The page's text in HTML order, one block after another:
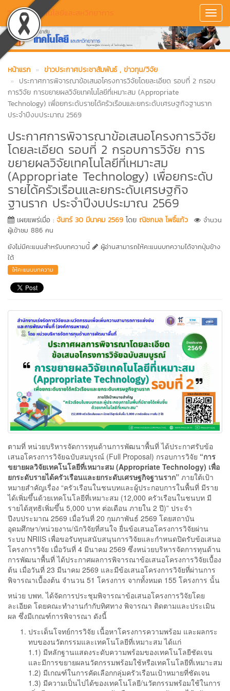
วิทยาลัยเทคโนโลยีและสหวิทยาการ
หน้าแรก ข่าวประกาศประชาสัมพันธ์ , ข่าวทุน/วิจัย
ประกาศการพิจารณาข้อเสนอโครงการวิจัยโดยละเอียด รอบที่ 2 กรอบ
การวิจัย การขยายผลวิจัยเทคโนโลยีที่เหมาะสม (Appropriate
Technology) เพื่อยกระดับรายได้ครัวเรือนและยกระดับเศรษฐกิจฐานราก
ประจำปีงบประมาณ 2569
ประกาศการพิจารณาข้อเสนอโครงการวิจัย
โดยละเอียด รอบที่ 2 กรอบการวิจัย การ
ขยายผลวิจัยเทคโนโลยีที่เหมาะสม
(Appropriate Technology) เพื่อยกระดับ
รายได้ครัวเรือนและยกระดับเศรษฐกิจ
ฐานราก ประจำปีงบประมาณ 2569
เผยแพร่เมื่อ : จันทร์ 30 มีนาคม 2569 โดย ณิชกมล โพธิ์แก้ว
จำนวน
ผู้เข้าชม 886 คน
ยังไม่มีคะแนนสำหรับบทความนี้
ผู้อ่านสามารถให้คะแนนบทความได้จากปุ่มข้าง
ใต้
ให้คะแนนบทความ
ตามที่ หน่วยบริหารจัดการทุนด้านการพัฒนาพื้นที่ ได้ประกาศรับข้อ
เสนอโครงการวิจัยฉบับสมบูรณ์ (Full Proposal) กรอบการวิจัย “การ
ขยายผลวิจัยเทคโนโลยีที่เหมาะสม (Appropriate Technology) เพื่อ
ยกระดับรายได้ครัวเรือนและยกระดับเศรษฐกิจฐานราก” ภายใต้เป้า
หมายสำคัญเรื่อง “ครัวเรือนในชนบทและผู้ประกอบการในพื้นที่ มีราย
ได้เพิ่มขึ้นด้วยเทคโนโลยีที่เหมาะสม (12,000 ครัวเรือนในชนบท มี
รายได้สุทธิเพิ่มขึ้น 5,000 บาท ต่อเดือน ภายใน 2 ปี)” ประจำ
ปีงบประมาณ 2569 เมื่อวันที่ 20 กุมภาพันธ์ 2569 โดยสถาบัน
อุดมศึกษา/หน่วยงาน/นักวิจัยที่สนใจ ยื่นข้อเสนอโครงการวิจัยผ่าน
ระบบ NRIIS เพื่อขอรับทุนสนับสนุนการวิจัยและกำหนดปิดรับข้อเสนอ
โครงการวิจัย เมื่อวันที่ 4 มีนาคม 2569 ซึ่งหน่วยบริหารจัดการทุนด้าน
การพัฒนาพื้นที่ ได้ประกาศผลการพิจารณาข้อเสนอโครงการวิจัยเบื้อง
ต้น เมื่อวันที่ 23 มีนาคม 2569 และมีข้อเสนอโครงการวิจัยที่ผ่านการ
พิจารณาเบื้องต้น จำนวน 51 โครงการ จากทั้งหมด 155 โครงการ นั้น
หน่วย บพท. ได้จัดการประชุมพิจารณาข้อเสนอโครงการวิจัยโดย
ละเอียด โดยคณะทำงานกำกับทิศทาง พิจารณา ติดตามและประเมิน
ผล ซึ่งมีเกณฑ์การพิจารณา ดังนี้
ประเด็นโจทย์การวิจัย เนื้อหาโครงการความพร้อม และผลกระ
ทบของนวัตกรรมและเทคโนโลยีที่เหมาะสม ได้แก่
1.1) มีหลักฐานแสดงระดับความพร้อมของเทคโนโลยีชัดเจน
และมีการขยายผลนวัตกรรมพร้อมใช้หรือเทคโนโลยีที่เหมาะสม
1.2) มีเกณฑ์ในการคัดเลือกกลุ่มครัวเรือนเป้าหมายที่ชัดเจน
1.3) มีความเป็นไปได้ของเทคโนโลยี/นวัตกรรมพร้อมใช้ในการ